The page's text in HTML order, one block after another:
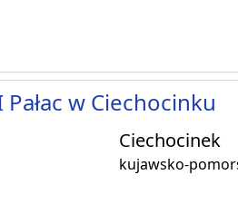
w Ciechocinku
Ciechocinek
kujawsko-